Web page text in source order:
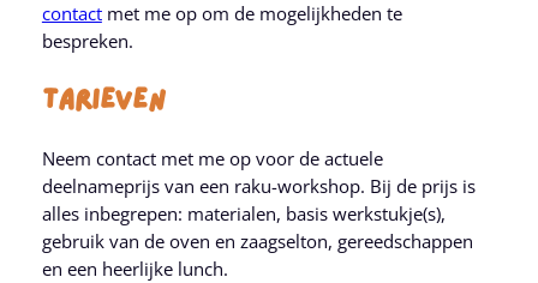
contactmet me op om de mogelijkheden te
bespreken.
Tarieven
Neem contact met me op voor de actuele
deelnameprijs van een raku-workshop. Bij de prijs is
alles inbegrepen: materialen, basis werkstukje(s),
gebruik van de oven en zaagselton, gereedschappen
en een heerlijke lunch.